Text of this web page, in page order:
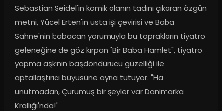
Sebastian Seidel'in komik olanın tadını çıkaran özgün
metni, Yücel Erten'in usta işi çevirisi ve Baba
Sahne'nin babacan yorumuyla bu toprakların tiyatro
geleneğine de göz kırpan "Bir Baba Hamlet", tiyatro
yapma aşkının başdöndürücü güzelliği ile
aptallaştırıcı büyüsüne ayna tutuyor. "Ha
unutmadan, Çürümüş bir şeyler var Danimarka
Krallığı'nda!"